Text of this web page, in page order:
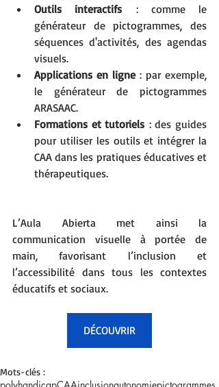
Outils interactifs : comme le
générateur de pictogrammes, des
séquences d'activités, des agendas
visuels.
Applications en ligne : par exemple,
le générateur de pictogrammes
ARASAAC.
Formations et tutoriels : des guides
pour utiliser les outils et intégrer la
CAA dans les pratiques éducatives et
thérapeutiques.
L’Aula Abierta met ainsi la
communication visuelle à portée de
main, favorisant l’inclusion et
l’accessibilité dans tous les contextes
éducatifs et sociaux.
DÉCOUVRIR
Mots-clés :